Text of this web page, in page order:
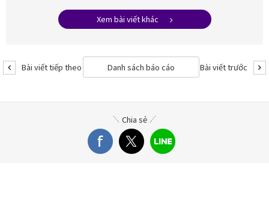
Xem bài viết khác
Bài viết tiếp theo Danh sách báo cáo Bài viết trước
Chia sẻ